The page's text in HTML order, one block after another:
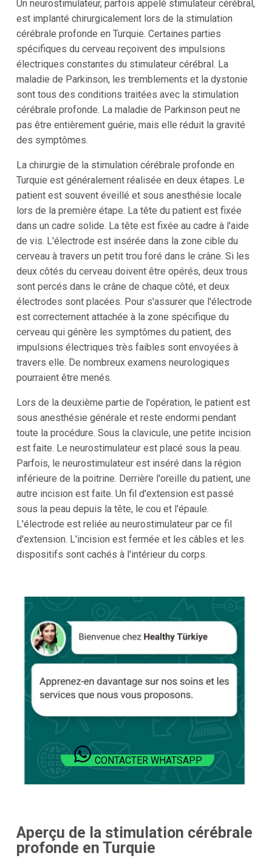
Un neurostimulateur, parfois appelé stimulateur cérébral,
est implanté chirurgicalement lors de la stimulation
cérébrale profonde en Turquie. Certaines parties
spécifiques du cerveau reçoivent des impulsions
électriques constantes du stimulateur cérébral. La
maladie de Parkinson, les tremblements et la dystonie
sont tous des conditions traitées avec la stimulation
cérébrale profonde. La maladie de Parkinson peut ne
pas être entièrement guérie, mais elle réduit la gravité
des symptômes.
La chirurgie de la stimulation cérébrale profonde en
Turquie est généralement réalisée en deux étapes. Le
patient est souvent éveillé et sous anesthésie locale
lors de la première étape. La tête du patient est fixée
dans un cadre solide. La tête est fixée au cadre à l'aide
de vis. L'électrode est insérée dans la zone cible du
cerveau à travers un petit trou foré dans le crâne. Si les
deux côtés du cerveau doivent être opérés, deux trous
sont percés dans le crâne de chaque côté, et deux
électrodes sont placées. Pour s'assurer que l'électrode
est correctement attachée à la zone spécifique du
cerveau qui génère les symptômes du patient, des
impulsions électriques très faibles sont envoyées à
travers elle. De nombreux examens neurologiques
pourraient être menés.
Lors de la deuxième partie de l'opération, le patient est
sous anesthésie générale et reste endormi pendant
toute la procédure. Sous la clavicule, une petite incision
est faite. Le neurostimulateur est placé sous la peau.
Parfois, le neurostimulateur est inséré dans la région
inférieure de la poitrine. Derrière l'oreille du patient, une
autre incision est faite. Un fil d'extension est passé
sous la peau depuis la tête, le cou et l'épaule.
L'électrode est reliée au neurostimulateur par ce fil
d'extension. L'incision est fermée et les câbles et les
dispositifs sont cachés à l'intérieur du corps.
CONTACTER WHATSAPP
Aperçu de la stimulation cérébrale
profonde en Turquie